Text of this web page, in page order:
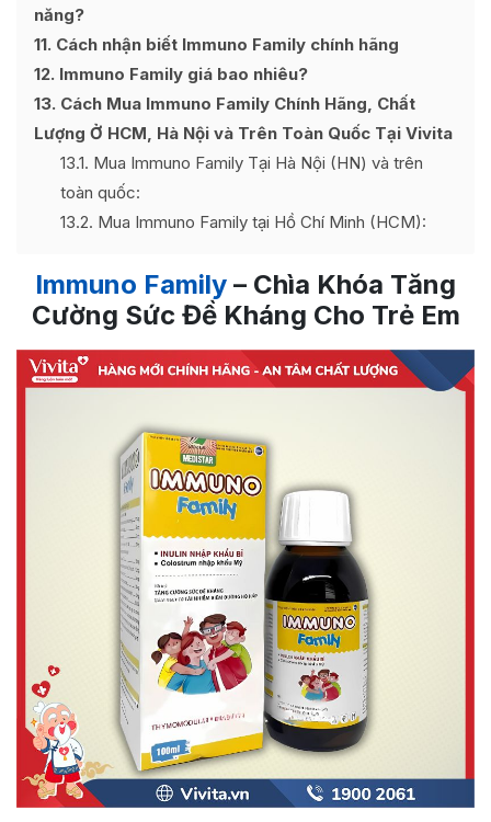
năng?
11 Cách nhận biết Immuno Family chính hãng
12 Immuno Family giá bao nhiêu?
13 Cách Mua Immuno Family Chính Hãng, Chất
Lượng Ở HCM, Hà Nội và Trên Toàn Quốc Tại Vivita
13.1 Mua Immuno Family Tại Hà Nội (HN) và trên
toàn quốc:
13.2 Mua Immuno Family tại Hồ Chí Minh (HCM):
Immuno Family – Chìa Khóa Tăng
Cường Sức Đề Kháng Cho Trẻ Em